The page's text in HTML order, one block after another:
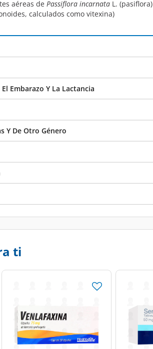
aéreas de Passiflora incarnata L. (pasiflora)
calculados como vitexina)
Embarazo Y La Lactancia
Y De Otro Género
ti